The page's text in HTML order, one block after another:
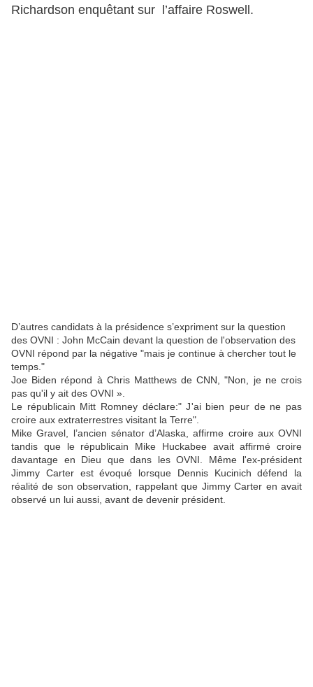
Richardson enquêtant sur l’affaire Roswell.
D’autres candidats à la présidence s’expriment sur la question
des OVNI : John McCain devant la question de l'observation des
OVNI répond par la négative "mais je continue à chercher tout le
temps."
Joe Biden répond à Chris Matthews de CNN, "Non, je ne crois
pas qu'il y ait des OVNI ».
Le républicain Mitt Romney déclare:" J'ai bien peur de ne pas
croire aux extraterrestres visitant la Terre".
Mike Gravel, l’ancien sénator d’Alaska, affirme croire aux OVNI
tandis que le républicain Mike Huckabee avait affirmé croire
davantage en Dieu que dans les OVNI. Même l'ex-président
Jimmy Carter est évoqué lorsque Dennis Kucinich défend la
réalité de son observation, rappelant que Jimmy Carter en avait
observé un lui aussi, avant de devenir président.